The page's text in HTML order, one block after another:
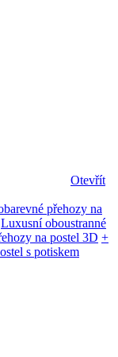
Otevřít
přehozy na
Luxusní oboustranné
na postel 3D +
s potiskem